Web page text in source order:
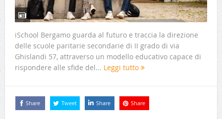
iSchool Bergamo guarda al futuro e traccia la direzione
delle scuole paritarie secondarie di II grado di via
Ghislandi 57, attraverso un modello educativo capace di
rispondere alle sfide del... Leggi tutto
Share Tweet Share Share